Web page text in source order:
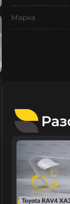
Марка
Покоління
Рік випуску
Рестайлінг/
Дорестайлінг